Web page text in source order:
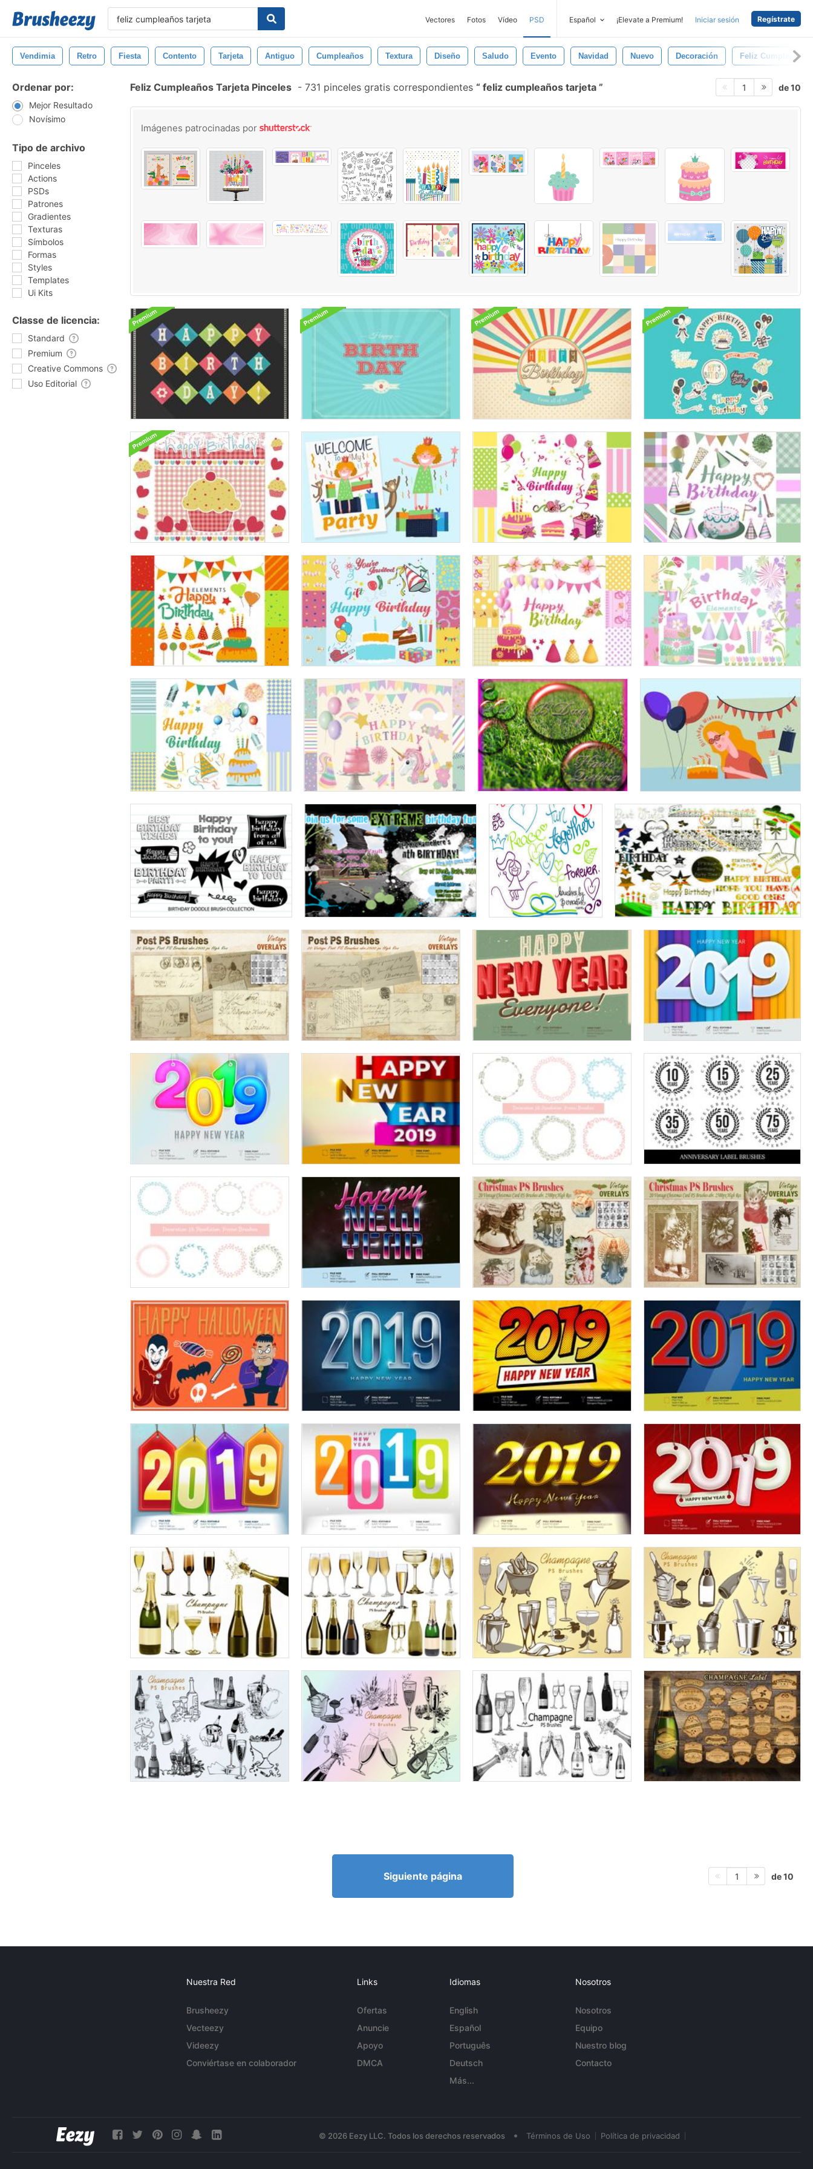
Vectores Fotos Vídeo PSD Español ¡Elevate a Premium! Iniciar sesión Regístrate
Vendimia Retro Fiesta Contento Tarjeta Antiguo Cumpleaños Textura Diseño Saludo Evento Navidad Nuevo Decoración Feliz Cumpleaños
Ordenar por:
Mejor Resultado
Novísimo
Tipo de archivo
Pinceles
Actions
PSDs
Patrones
Gradientes
Texturas
Símbolos
Formas
Styles
Templates
Ui Kits
Classe de licencia:
Standard
Premium
Creative Commons
Uso Editorial
Feliz Cumpleaños Tarjeta Pinceles - 731 pinceles gratis correspondientes feliz cumpleaños tarjeta 1 de 10
Imágenes patrocinadas por
Siguiente página 1 de 10
Nuestra Red
Brusheezy
Vecteezy
Videezy
Conviértase en colaborador
Links
Ofertas
Anuncie
Apoyo
DMCA
Idiomas
English
Español
Português
Deutsch
Más...
Nosotros
Nosotros
Equipo
Nuestro blog
Contacto
© 2026 Eezy LLC. Todos los derechos reservados • Términos de Uso Política de privacidad